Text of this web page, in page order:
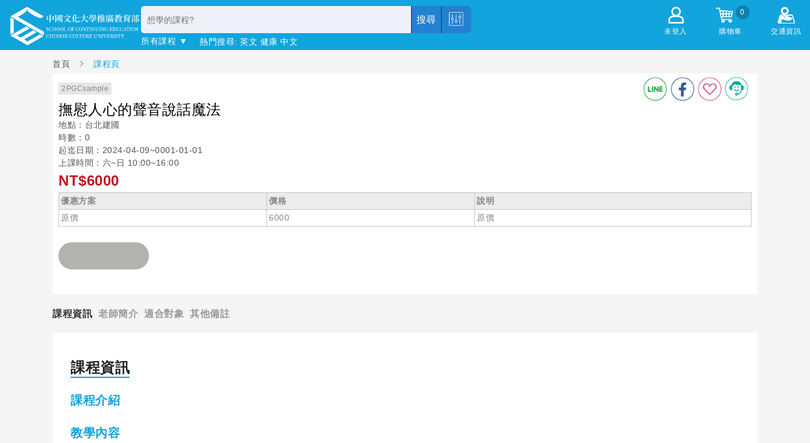
未登入
0
購物車 交通資訊
搜尋
所有課程 ▼ 熱門搜尋: 英文 健康 中文
首頁 課程頁
2PGCsample
撫慰人心的聲音說話魔法
地點：台北建國
時數：0
起迄日期：2024-04-09~0001-01-01
上課時間：六~日 10:00~16:00
NT$6000
優惠方案 價格
說明
原價
6000 原價
課程資訊 老師簡介 適合對象 其他備註
課程資訊
課程介紹
教學內容